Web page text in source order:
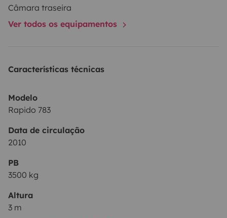
Câmara traseira
Ver todos os equipamentos
Características técnicas
Modelo
Rapido 783
Data de circulação
2010
PB
3500 kg
Altura
3 m